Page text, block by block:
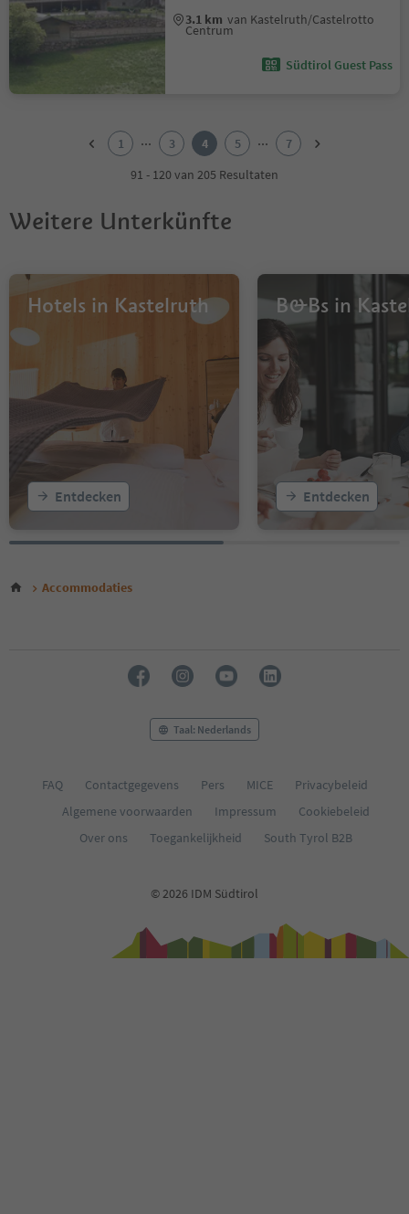
3.1 km van Kastelruth/Castelrotto
Centrum
Südtirol Guest Pass
6
7
1 ... 3 4 5 ...
7
91 - 120 van 205 Resultaten
Weitere Unterkünfte
Hotels in Kastelruth
Entdecken
B&Bs in
Entdecken
Accommodaties
Taal: Nederlands
FAQ Contactgegevens Pers MICE
Privacybeleid
Algemene voorwaarden
Impressum
Cookiebeleid
Over ons
Toegankelijkheid South Tyrol B2B
© 2026 IDM Südtirol